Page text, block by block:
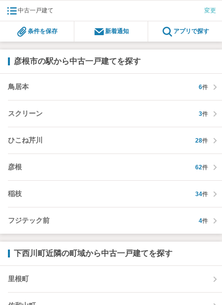
中古一戸建て 変更
条件を保存 新着通知 アプリで探す
彦根市の駅から中古一戸建てを探す
鳥居本 6件
スクリーン 3件
ひこね芹川 28件
彦根 62件
稲枝 34件
フジテック前 4件
下西川町近隣の町域から中古一戸建てを探す
里根町